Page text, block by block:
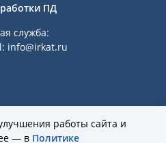
ПД
служба:
info@irkat.ru
работы сайта и
— в Политике